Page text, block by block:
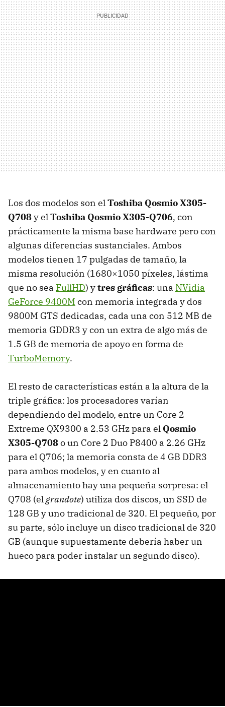
Los dos modelos son elToshiba Qosmio X305-
Q708y elToshiba Qosmio X305-Q706, con
prácticamente la misma base hardware pero con
algunas diferencias sustanciales. Ambos
modelos tienen 17 pulgadas de tamaño, la
misma resolución (1680×1050 píxeles, lástima
que no sea FullHD) ytres gráficas: una NVidia
GeForce 9400M con memoria integrada y dos
9800M GTS dedicadas, cada una con 512 MB de
memoria GDDR3 y con un extra de algo más de
1.5 GB de memoria de apoyo en forma de
TurboMemory.
El resto de características están a la altura de la
triple gráfica: los procesadores varían
dependiendo del modelo, entre un Core 2
Extreme QX9300 a 2.53 GHz para el Qosmio
X305-Q708o un Core 2 Duo P8400 a 2.26 GHz
para el Q706; la memoria consta de 4 GB DDR3
para ambos modelos, y en cuanto al
almacenamiento hay una pequeña sorpresa: el
Q708 (elgrandote) utiliza dos discos, un SSD de
128 GB y uno tradicional de 320. El pequeño, por
su parte, sólo incluye un disco tradicional de 320
GB (aunque supuestamente debería haber un
hueco para poder instalar un segundo disco).